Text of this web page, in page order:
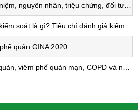
chứng, đối tượng nguy cơ, phòng bệnh, chẩn đoán và điều trị hen phế quản
soát là gì? Tiêu chí đánh giá kiểm soát hen
quản GINA 2020
phế quản mạn, COPD và nguy cơ nhiễm virus Corona